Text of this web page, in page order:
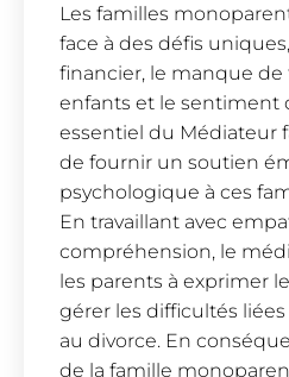
Les familles
face à des défis
financier, le manque
enfants et le sentiment
essentiel du Médiateur
de fournir un soutien
psychologique à ces
En travaillant avec
compréhension, le
les parents à exprimer
gérer les difficultés liées
au divorce. En
de la famille